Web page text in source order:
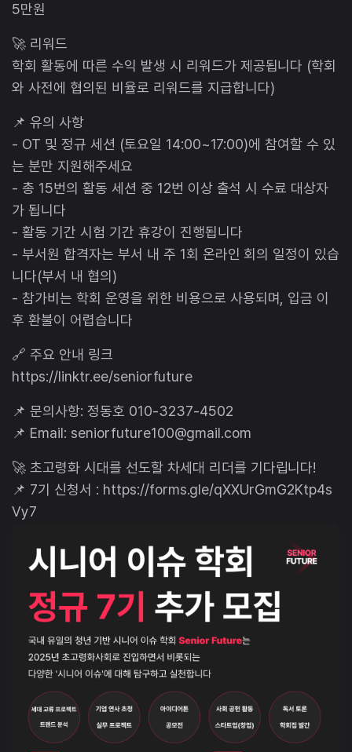
5만원
🚀 리워드
학회 활동에 따른 수익 발생 시 리워드가 제공됩니다 (학회
와 사전에 협의된 비율로 리워드를 지급합니다)
📌 유의 사항
- OT 및 정규 세션 (토요일 14:00~17:00)에 참여할 수 있
는 분만 지원해주세요
- 총 15번의 활동 세션 중 12번 이상 출석 시 수료 대상자
가 됩니다
- 활동 기간 시험 기간 휴강이 진행됩니다
- 부서원 합격자는 부서 내 주 1회 온라인 회의 일정이 있습
니다(부서 내 협의)
- 참가비는 학회 운영을 위한 비용으로 사용되며, 입금 이
후 환불이 어렵습니다
🔗 주요 안내 링크
https://linktr.ee/seniorfuture
📌 문의사항: 정동호 010-3237-4502
📌 Email: seniorfuture100@gmail.com
🚀 초고령화 시대를 선도할 차세대 리더를 기다립니다!
📌 7기 신청서 : https://forms.gle/qXXUrGmG2Ktp4s
Vy7